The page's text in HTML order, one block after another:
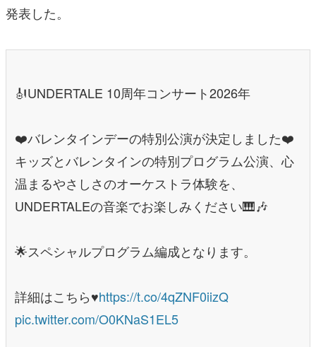
電ファミニコゲーマーとは？
発表した。
🎻UNDERTALE 10周年コンサート2026年
❤️バレンタインデーの特別公演が決定しました❤️
キッズとバレンタインの特別プログラム公演、心
温まるやさしさのオーケストラ体験を、
UNDERTALEの音楽でお楽しみください🎹🎶
🌟スペシャルプログラム編成となります。
詳細はこちら♥️https://t.co/4qZNF0iizQ
pic.twitter.com/O0KNaS1EL5